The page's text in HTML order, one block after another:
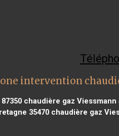
intervention
chaudière gaz Viessmann
35470chaudière gaz